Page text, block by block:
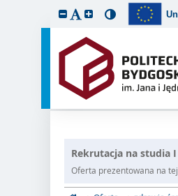
Rekrutacja na studia
Oferta prezentowana na